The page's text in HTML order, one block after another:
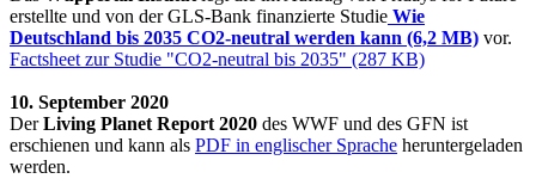
erstellte und von der GLS-Bank finanzierte Studie Wie
Deutschland bis 2035 CO2-neutral werden kann (6,2 MB) vor.
Factsheet zur Studie "CO2-neutral bis 2035" (287 KB)
10. September 2020
DerLiving Planet Report 2020 des WWF und des GFN ist
erschienen und kann als PDF in englischer Sprache heruntergeladen
werden.